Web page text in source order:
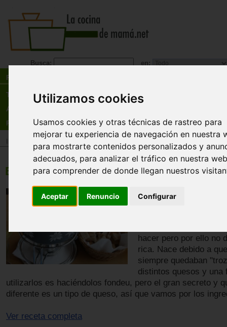
Utilizamos cookies
Usamos cookies y otras técnicas de rastreo para
mejorar tu experiencia de navegación en nuestra
para mostrarte contenidos personalizados y
adecuados, para analizar el tráfico en nuestra
para comprender de donde llegan nuestros
Aceptar Renuncio Configurar
Busca: en:
Recetas
Tienda
Actualidad
Registro
Recetas Entrantes
Entrantes
Fondeu de queso
hacer pero por ello no
rica. Nace debido a
siempre quedaban
distintos quesos y una
utilizarlos es haciéndolos fondeu, pero el gran secreto y
diferente es un tipo de queso, así que vamos por los
Ver receta completa